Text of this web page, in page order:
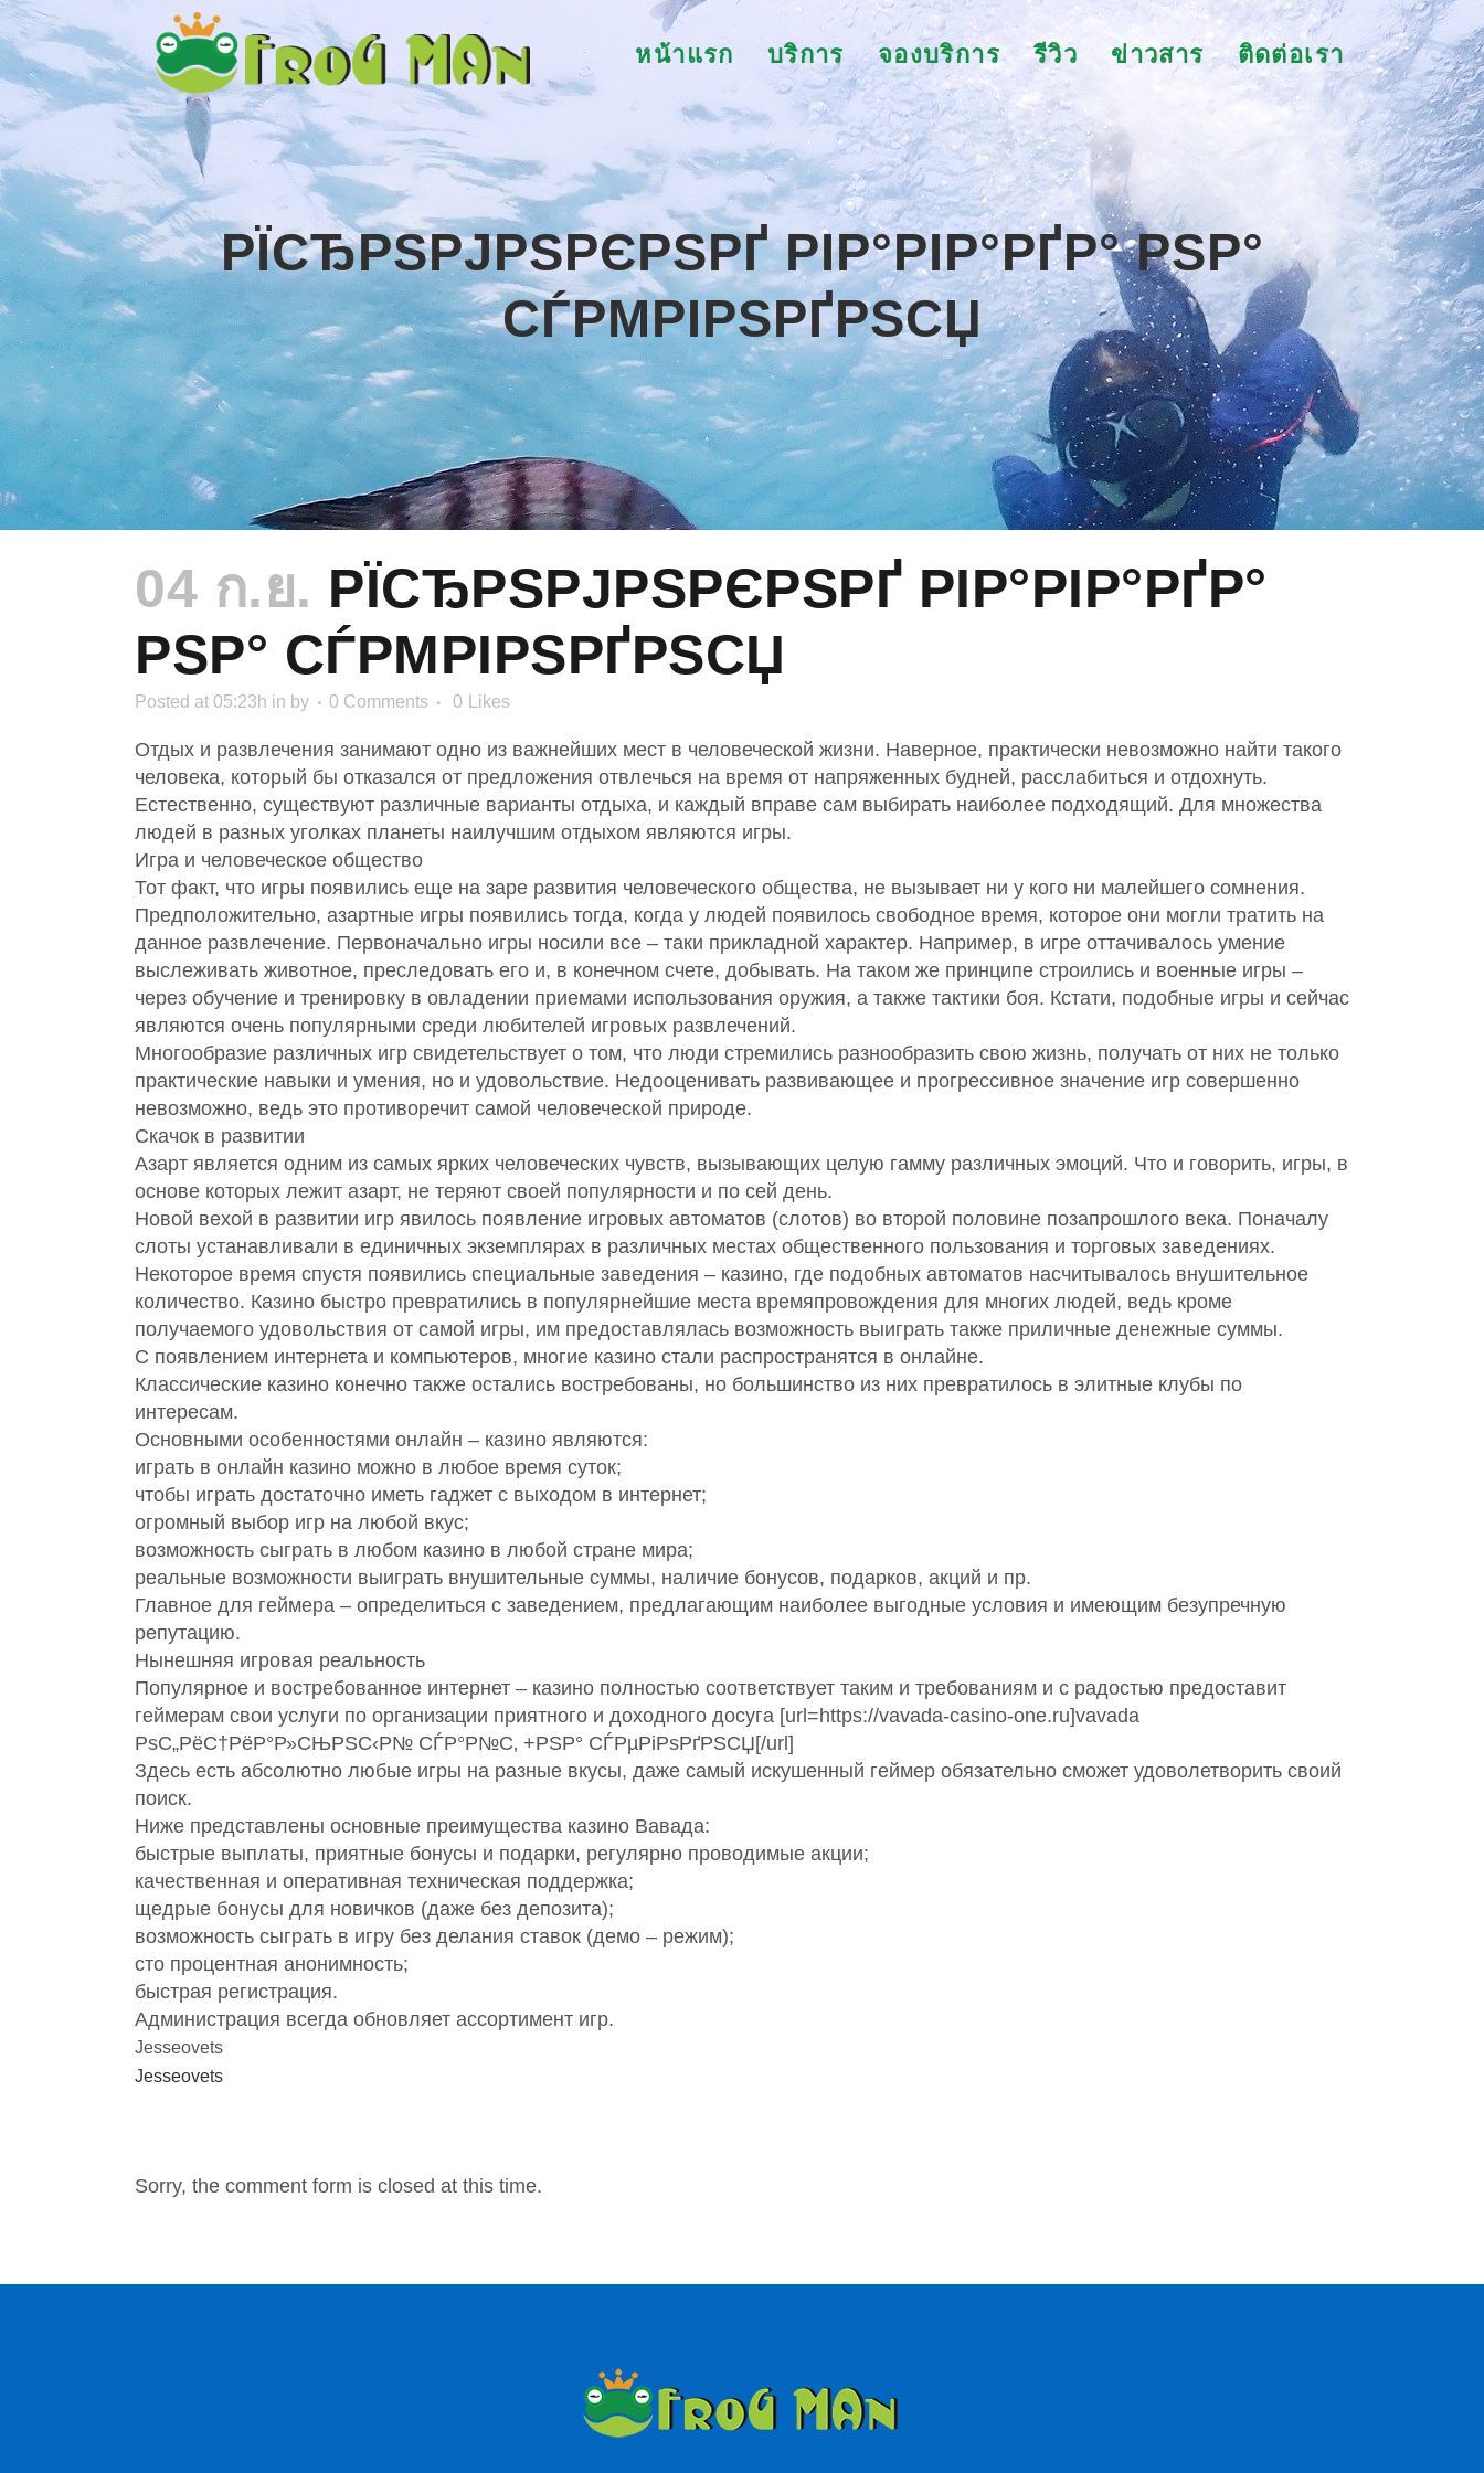
หน้าแรก บริการ จองบริการ รีวิว ข่าวสาร ติดต่อเรา
РЇСЂРЅРЈРЅРЄРЅРҐ РІР°РІР°РҐР° РЅР°
СЃРΜРІРЅРҐРЅСЏ
04 ก.ย. РЇСЂРЅРЈРЅРЄРЅРҐ РІР°РІР°РҐР°
РЅР° СЃРΜРІРЅРҐРЅСЏ
Posted at 05:23h in by 0 Comments 0 Likes
Отдых и развлечения занимают одно из важнейших мест в человеческой жизни. Наверное, практически невозможно найти такого
человека, который бы отказался от предложения отвлечься на время от напряженных будней, расслабиться и отдохнуть.
Естественно, существуют различные варианты отдыха, и каждый вправе сам выбирать наиболее подходящий. Для множества
людей в разных уголках планеты наилучшим отдыхом являются игры.
Игра и человеческое общество
Тот факт, что игры появились еще на заре развития человеческого общества, не вызывает ни у кого ни малейшего сомнения.
Предположительно, азартные игры появились тогда, когда у людей появилось свободное время, которое они могли тратить на
данное развлечение. Первоначально игры носили все – таки прикладной характер. Например, в игре оттачивалось умение
выслеживать животное, преследовать его и, в конечном счете, добывать. На таком же принципе строились и военные игры –
через обучение и тренировку в овладении приемами использования оружия, а также тактики боя. Кстати, подобные игры и сейчас
являются очень популярными среди любителей игровых развлечений.
Многообразие различных игр свидетельствует о том, что люди стремились разнообразить свою жизнь, получать от них не только
практические навыки и умения, но и удовольствие. Недооценивать развивающее и прогрессивное значение игр совершенно
невозможно, ведь это противоречит самой человеческой природе.
Скачок в развитии
Азарт является одним из самых ярких человеческих чувств, вызывающих целую гамму различных эмоций. Что и говорить, игры, в
основе которых лежит азарт, не теряют своей популярности и по сей день.
Новой вехой в развитии игр явилось появление игровых автоматов (слотов) во второй половине позапрошлого века. Поначалу
слоты устанавливали в единичных экземплярах в различных местах общественного пользования и торговых заведениях.
Некоторое время спустя появились специальные заведения – казино, где подобных автоматов насчитывалось внушительное
количество. Казино быстро превратились в популярнейшие места времяпровождения для многих людей, ведь кроме
получаемого удовольствия от самой игры, им предоставлялась возможность выиграть также приличные денежные суммы.
С появлением интернета и компьютеров, многие казино стали распространятся в онлайне.
Классические казино конечно также остались востребованы, но большинство из них превратилось в элитные клубы по
интересам.
Основными особенностями онлайн – казино являются:
играть в онлайн казино можно в любое время суток;
чтобы играть достаточно иметь гаджет с выходом в интернет;
огромный выбор игр на любой вкус;
возможность сыграть в любом казино в любой стране мира;
реальные возможности выиграть внушительные суммы, наличие бонусов, подарков, акций и пр.
Главное для геймера – определиться с заведением, предлагающим наиболее выгодные условия и имеющим безупречную
репутацию.
Нынешняя игровая реальность
Популярное и востребованное интернет – казино полностью соответствует таким и требованиям и с радостью предоставит
геймерам свои услуги по организации приятного и доходного досуга [url=https://vavada-casino-one.ru]vavada
РѕС„РёС†РёР°Р»СЊРЅС‹Р№ СЃР°Р№С‚ +РЅР° СЃРµРіРѕРґРЅСЏ[/url]
Здесь есть абсолютно любые игры на разные вкусы, даже самый искушенный геймер обязательно сможет удоволетворить своий
поиск.
Ниже представлены основные преимущества казино Вавада:
быстрые выплаты, приятные бонусы и подарки, регулярно проводимые акции;
качественная и оперативная техническая поддержка;
щедрые бонусы для новичков (даже без депозита);
возможность сыграть в игру без делания ставок (демо – режим);
сто процентная анонимность;
быстрая регистрация.
Администрация всегда обновляет ассортимент игр.
Jesseovets
Jesseovets
Sorry, the comment form is closed at this time.